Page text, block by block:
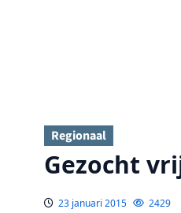
Regionaal
Gezocht
23 januari 2015 2429